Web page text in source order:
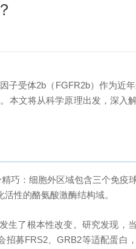
受体2b（FGFR2b）作为近
本文将从科学原理出发，深入
巧：细胞外区域包含三个免疫
性的酪氨酸激酶结构域。
了根本性改变。研究发现，
募FRS2、GRB2等适配蛋白